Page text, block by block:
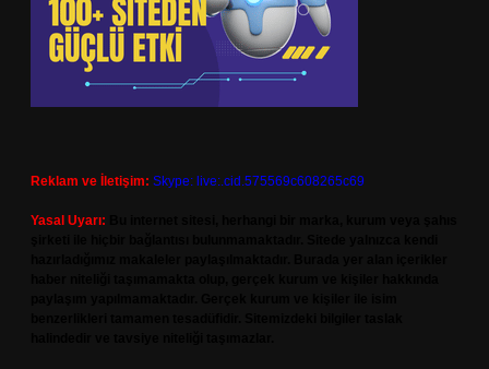
Reklam ve İletişim: Skype: live:.cid.575569c608265c69
Yasal Uyarı: